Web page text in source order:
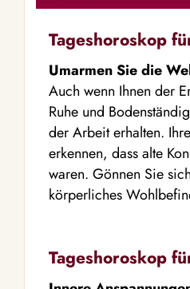
Tageshoroskop
Umarmen Sie die
Auch wenn Ihnen der
Ruhe und
der Arbeit erhalten.
erkennen, dass alte
waren. Gönnen Sie
körperliches
Tageshoroskop